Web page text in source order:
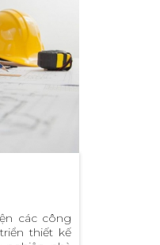
các công
thiết kế